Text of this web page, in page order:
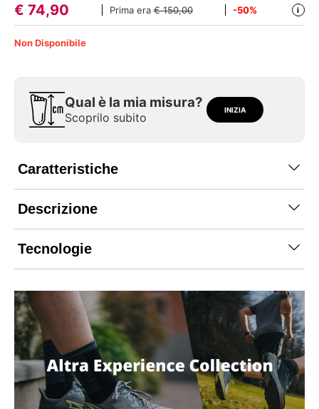
€ 74,90 Prima era€ 150,00 -50% i
Non Disponibile
Qual è la mia misura?
Scoprilo subito
INIZIA
Caratteristiche
Descrizione
Tecnologie